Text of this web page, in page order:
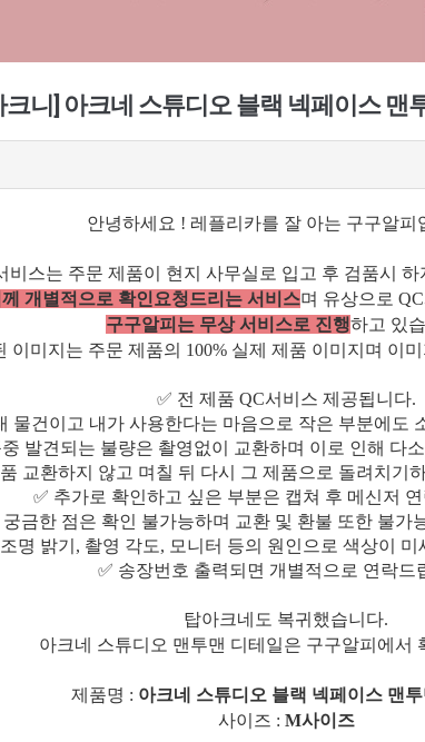
니] 아크네 스튜디오 블랙 넥페이스 맨
안녕하세요 ! 레플리카를 잘 아는 구구알피
비스는 주문 제품이 현지 사무실로 입고 후 검품시
개별적으로 확인요청드리는 서비스며 유상으로
구구알피는 무상 서비스로 진행하고 있
이미지는 주문 제품의 100% 실제 제품 이미지며 이
✅ 전 제품 QC서비스 제공됩니다.
물건이고 내가 사용한다는 마음으로 작은 부분에도
중 발견되는 불량은 촬영없이 교환하며 이로 인해 다
교환하지 않고 며칠 뒤 다시 그 제품으로 돌려치기
✅ 추가로 확인하고 싶은 부분은 캡쳐 후 메신저
금한 점은 확인 불가능하며 교환 및 환불 또한 불가
명 밝기, 촬영 각도, 모니터 등의 원인으로 색상이
✅ 송장번호 출력되면 개별적으로 연락드
탑아크네도 복귀했습니다.
아크네 스튜디오 맨투맨 디테일은 구구알피에서
제품명 : 아크네 스튜디오 블랙 넥페이스 맨
사이즈 : M사이즈